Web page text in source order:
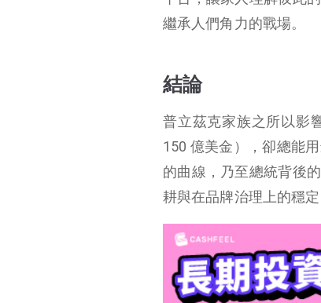
繼承人們角力的戰場。
結論
普立茲克家族之所以影
150 億美金），卻總能
的曲線，乃至總統背後
耕與在品牌治理上的穩